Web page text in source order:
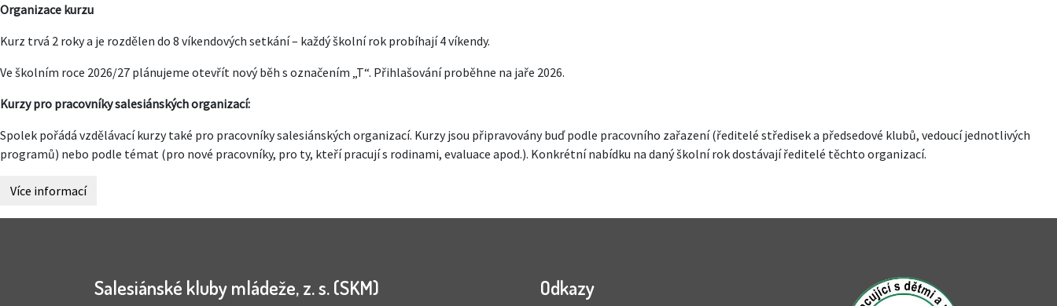
Organizace kurzu
Kurz trvá 2 roky a je rozdělen do 8 víkendových setkání – každý školní rok probíhají 4 víkendy.
Ve školním roce 2026/27 plánujeme otevřít nový běh s označením „T“. Přihlašování proběhne na jaře 2026.
Kurzy pro pracovníky salesiánských organizací:
Spolek pořádá vzdělávací kurzy také pro pracovníky salesiánských organizací. Kurzy jsou připravovány buď podle pracovního zařazení (ředitelé středisek a předsedové klubů, vedoucí jednotlivých
programů) nebo podle témat (pro nové pracovníky, pro ty, kteří pracují s rodinami, evaluace apod.). Konkrétní nabídku na daný školní rok dostávají ředitelé těchto organizací.
Více informací
Salesiánské kluby mládeže, z. s. (SKM) Odkazy